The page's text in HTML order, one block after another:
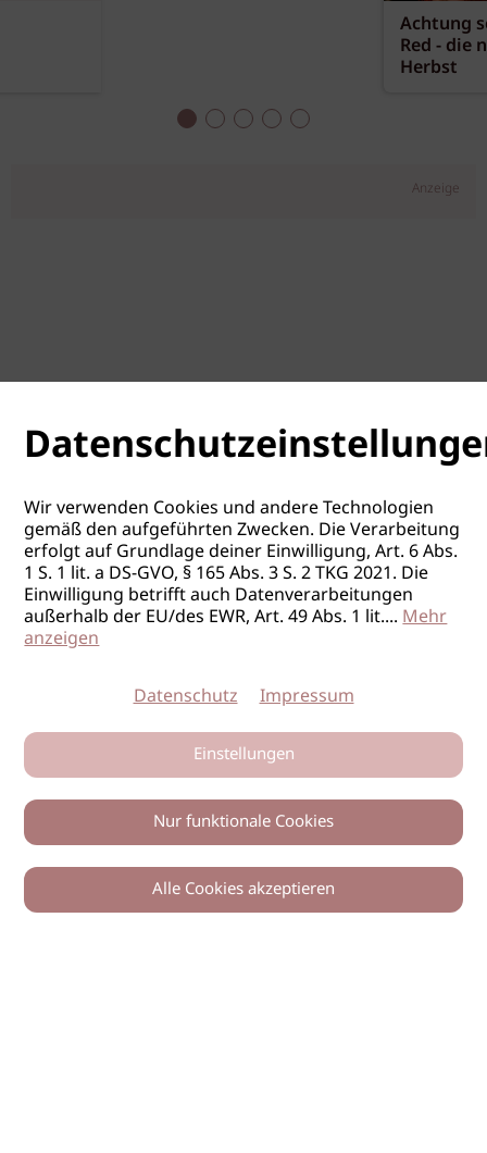
Achtung
Red - die
Herbst
Anzeige
0
Wir verwenden Cookies und andere Technologien
gemäß den aufgeführten Zwecken. Die Verarbeitung
erfolgt auf Grundlage deiner Einwilligung, Art. 6 Abs.
1 S. 1 lit. a DS-GVO, § 165 Abs. 3 S. 2 TKG 2021. Die
Einwilligung betrifft auch Datenverarbeitungen
außerhalb der EU/des EWR, Art. 49 Abs. 1 lit....Mehr
anzeigen
Datenschutz Impressum
Einstellungen
Nur funktionale Cookies
Alle Cookies akzeptieren